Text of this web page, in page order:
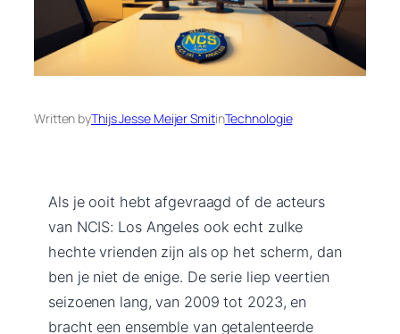
Written byThijs Jesse Meijer SmitinTechnologie
Als je ooit hebt afgevraagd of de acteurs
van NCIS: Los Angeles ook echt zulke
hechte vrienden zijn als op het scherm, dan
ben je niet de enige. De serie liep veertien
seizoenen lang, van 2009 tot 2023, en
bracht een ensemble van getalenteerde